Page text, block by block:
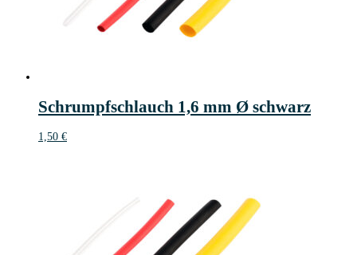
Schrumpfschlauch 1,6 mm Ø schwarz
1,50 €